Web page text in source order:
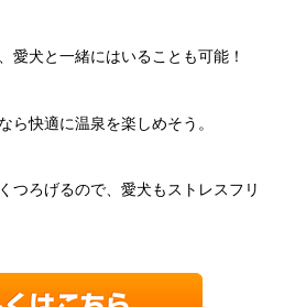
愛犬と一緒にはいることも可能！
ら快適に温泉を楽しめそう。
つろげるので、愛犬もストレスフリ